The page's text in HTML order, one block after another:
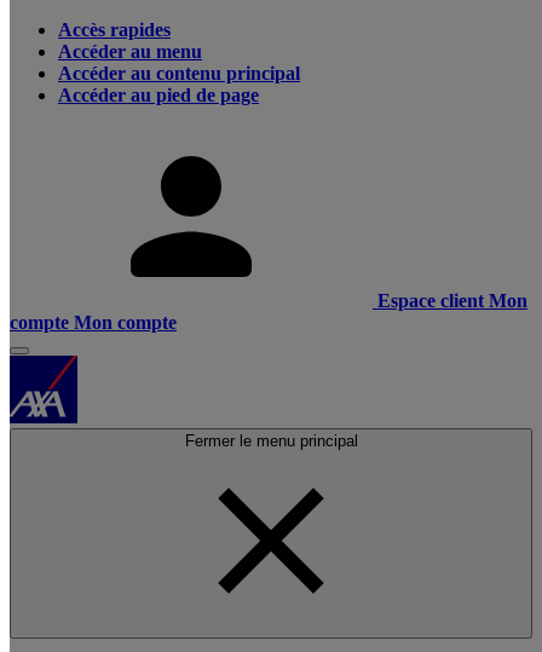
Accès rapides
Accéder au menu
Accéder au contenu principal
Accéder au pied de page
Espace client Mon
compte Mon compte
Fermer le menu principal